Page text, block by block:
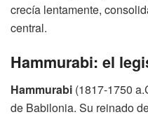
crecía lentamente,
central.
Hammurabi: el
Hammurabi (1817-1750
de Babilonia. Su reinado